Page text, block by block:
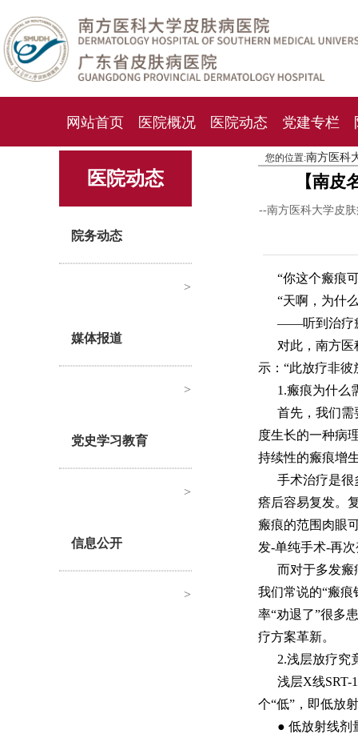
网站首页 医院概况 医院动态 党建专栏
化妆品检测中心 就诊指南 人才
医院动态
院务动态
>
媒体报道
>
党史学习教育
>
信息公开
>
您的位置:南方医科
【南
--南方医科大学皮
“你这个瘢痕
“天啊，为什
——听到治疗
对此，南方
示：“此放疗非
1.瘢痕为什么
首先，我们
度生长的一种病
持续性的瘢痕增
手术治疗是
瘩后容易复发。
瘢痕的范围肉眼
发-单纯手术-再
而对于多发
我们常说的“瘢
率“劝退了”很多
疗方案革新。
2.浅层放疗究
浅层X线SRT-
个“低”，即低放
● 低放射线剂